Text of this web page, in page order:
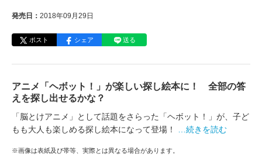
発売日： 2018年09月29日
ポスト シェア 送る
アニメ「ヘボット！」が楽しい探し絵本に！ 全部の答
えを探し出せるかな？
「脳とけアニメ」として話題をさらった「ヘボット！」が、子ど
もも大人も楽しめる探し絵本になって登場！
…続きを読む
※画像は表紙及び帯等、実際とは異なる場合があります。